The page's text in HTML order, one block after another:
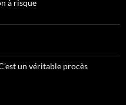
à risque
un véritable procès